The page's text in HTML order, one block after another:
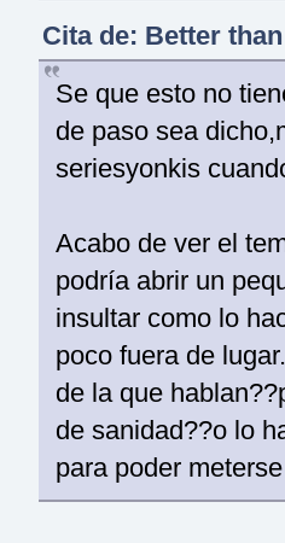
Cita de: Better
Se que esto no
de paso sea
seriesyonkis
Acabo de ver el
podría abrir un
insultar como lo
poco fuera de
de la que
de sanidad??o lo
para poder